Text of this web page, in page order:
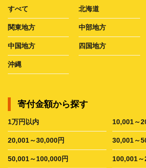
すべて 北海道
関東地方 中部地方
中国地方 四国地方
沖縄
寄付金額から探す
1万円以内 10,001～
20,001～30,000円 30,001～
50,001～100,000円 100,001～